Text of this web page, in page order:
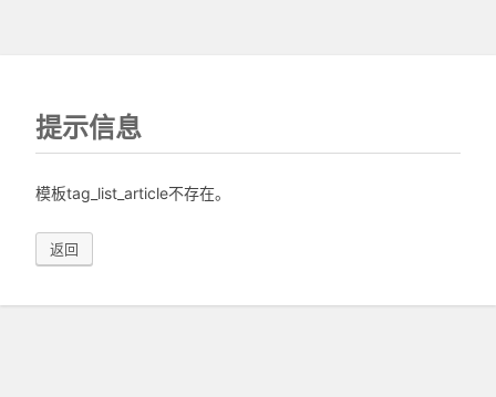
提示信息
模板tag_list_article不存在。
返回